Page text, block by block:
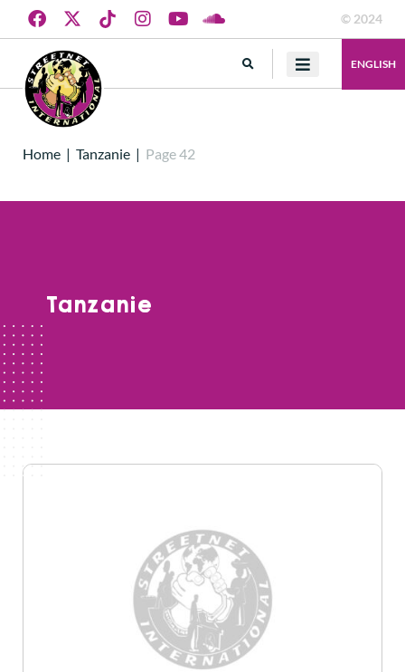
© 2024
ENGLISH
Home | Tanzanie | Page 42
Tanzanie